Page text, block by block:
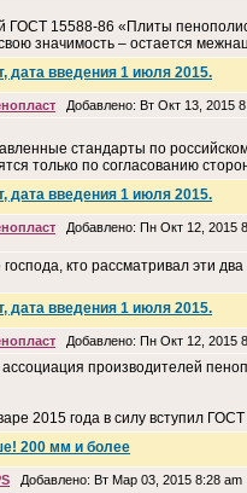
ГОСТ 15588-86 «Плиты
значимость – остается
дата введения 1 июля 2015.
Добавлено: Вт Окт 13, 2015
стандарты по
только по согласованию
дата введения 1 июля 2015.
Добавлено: Пн Окт 12,
кто рассматривал эти
дата введения 1 июля 2015.
Добавлено: Пн Окт 12,
производителей
2015 года в силу вступил
200 мм и более
Добавлено: Вт Мар 03, 2015 8:28